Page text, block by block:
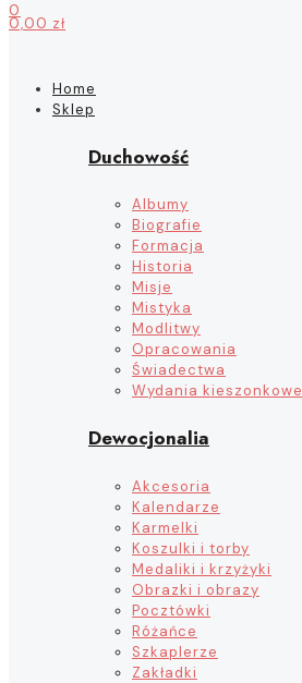
0
0,00 zł
Home
Sklep
Duchowość
Albumy
Biografie
Formacja
Historia
Misje
Mistyka
Modlitwy
Opracowania
Świadectwa
Wydania kieszonkowe
Dewocjonalia
Akcesoria
Kalendarze
Karmelki
Koszulki i torby
Medaliki i krzyżyki
Obrazki i obrazy
Pocztówki
Różańce
Szkaplerze
Zakładki